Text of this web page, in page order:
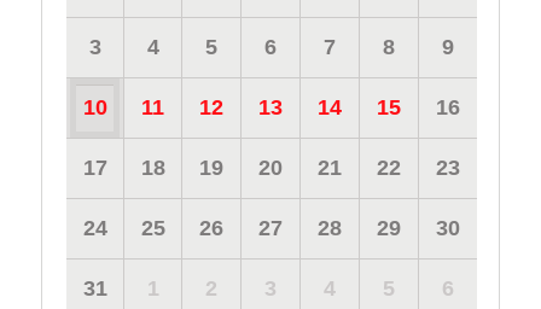
3 4 5 6 7 8 9
10 11 12 13 14 15 16
17 18 19 20 21 22 23
24 25 26 27 28 29 30
31 1 2 3 4 5 6